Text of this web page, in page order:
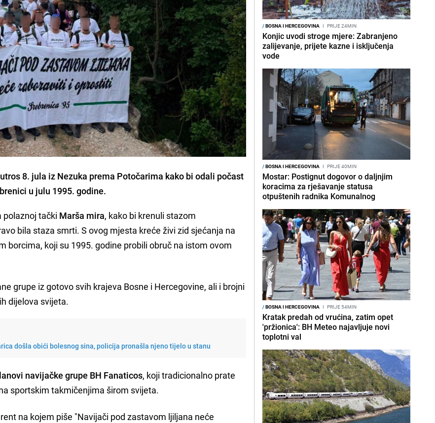
8. jula iz Nezuka prema Potočarima kako bi odali počast
u julu 1995. godine.
polaznoj tački Marša mira, kako bi krenuli stazom
bila staza smrti. S ovog mjesta kreće živi zid sjećanja na
borcima, koji su 1995. godine probili obruč na istom ovom
grupe iz gotovo svih krajeva Bosne i Hercegovine, ali i brojni
dijelova svijeta.
došla obići bolesnog sina, policija pronašla njeno tijelo u stanu
navijačke grupe BH Fanaticos, koji tradicionalno prate
sportskim takmičenjima širom svijeta.
na kojem piše "Navijači pod zastavom ljiljana neće
/BOSNA I HERCEGOVINA I PRIJE 24MIN
Konjic uvodi stroge mjere: Zabranjeno
zalijevanje, prijete kazne i isključenja
vode
/BOSNA I HERCEGOVINA I PRIJE 40MIN
Mostar: Postignut dogovor o daljnjim
koracima za rješavanje statusa
otpuštenih radnika Komunalnog
/BOSNA I HERCEGOVINA I PRIJE 54MIN
Kratak predah od vrućina, zatim opet
'pržionica': BH Meteo najavljuje novi
toplotni val